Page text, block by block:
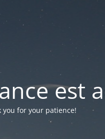
est
you for your patience!